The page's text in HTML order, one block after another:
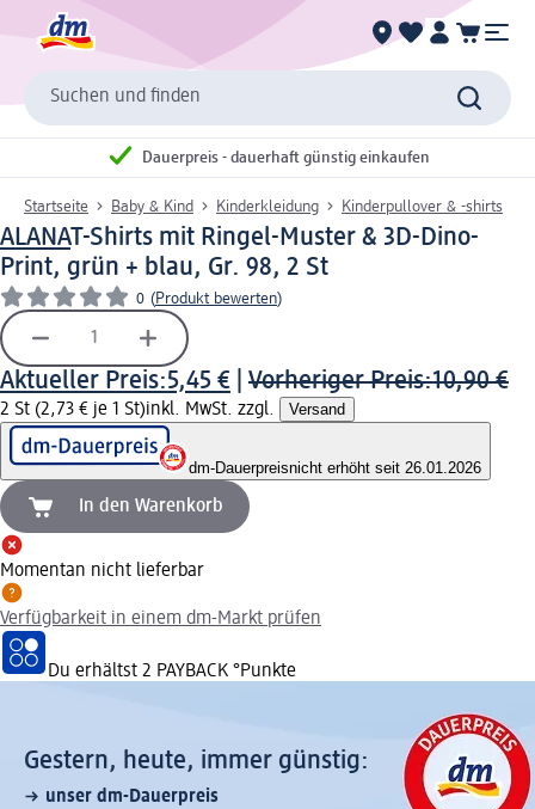
Suchen und finden
Dauerpreis - dauerhaft günstig einkaufen
Startseite Baby & Kind Kinderkleidung Kinderpullover & -shirts
ALANAT-Shirts mit Ringel-Muster & 3D-Dino-
Print, grün + blau, Gr. 98, 2 St
0 (Produkt bewerten)
Aktueller Preis:5,45 € Vorheriger Preis:10,90 €
2 St (2,73 € je 1 St)inkl. MwSt. zzgl. Versand
dm-Dauerpreisnicht erhöht seit 26.01.2026
In den Warenkorb
Momentan nicht lieferbar
Verfügbarkeit in einem dm-Markt prüfen
Du erhältst 2 PAYBACK °Punkte
Gestern, heute, immer günstig:
unser dm-Dauerpreis